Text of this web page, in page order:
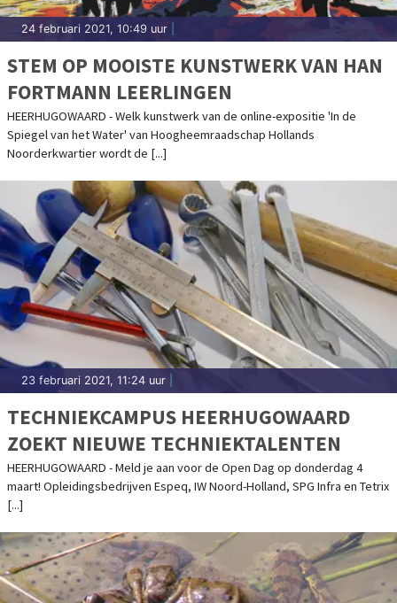
24 februari 2021, 10:49 uur
STEM OP MOOISTE KUNSTWERK VAN HAN
FORTMANN LEERLINGEN
HEERHUGOWAARD - Welk kunstwerk van de online-expositie 'In de
Spiegel van het Water' van Hoogheemraadschap Hollands
Noorderkwartier wordt de [...]
23 februari 2021, 11:24 uur
TECHNIEKCAMPUS HEERHUGOWAARD
ZOEKT NIEUWE TECHNIEKTALENTEN
HEERHUGOWAARD - Meld je aan voor de Open Dag op donderdag 4
maart! Opleidingsbedrijven Espeq, IW Noord-Holland, SPG Infra en Tetrix
[...]